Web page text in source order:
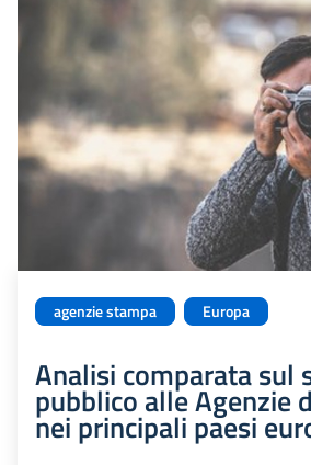
agenzie stampa Europa
Analisi comparata sul
pubblico alle Agenzie
nei principali paesi